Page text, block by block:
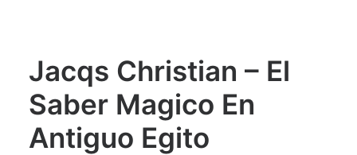
Jacqs Christian – El
Saber Magico En
Antiguo Egito